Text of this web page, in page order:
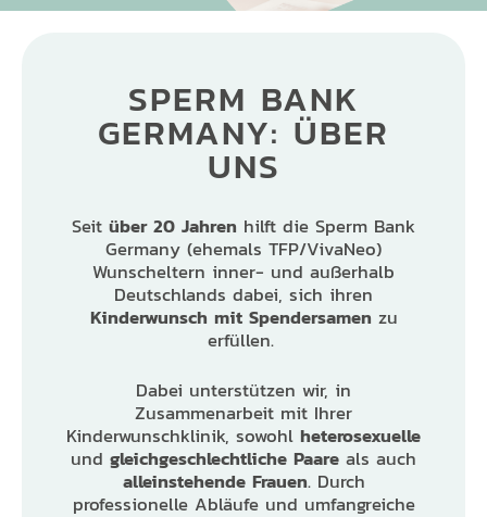
SPERM BANK
GERMANY: ÜBER
UNS
Seit über 20 Jahren hilft die Sperm Bank
Germany (ehemals TFP/VivaNeo)
Wunscheltern inner- und außerhalb
Deutschlands dabei, sich ihren
Kinderwunsch mit Spendersamen zu
erfüllen.
Dabei unterstützen wir, in
Zusammenarbeit mit Ihrer
Kinderwunschklinik, sowohl heterosexuelle
und gleichgeschlechtliche Paare als auch
alleinstehende Frauen. Durch
professionelle Abläufe und umfangreiche